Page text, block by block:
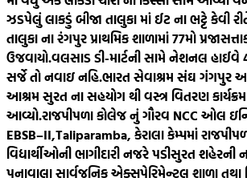
ઝડપેલું લાકડું બીજા તાલુકા માં ઈટ ના ભટ્ટે કેવી
તાલુકા ના રંગપુર પ્રાથમિક શાળામાં 77મો
ઉજવાયો.વલસાડ ડી-માર્ટની સામે નેશનલ હાઈવે
સર્જે તો નવાઇ નહિ.ભારત સેવાશ્રમ સંઘ ગંગપુર
આશ્રમ સુરત ના સહયોગ થી વસ્ત્ર વિતરણ
આવ્યો.રાજપીપળા કોલેજ નું ગૌરવ NCC ઓલ
EBSB–II,Taliparamba, કેરાલા કેમ્પમાં
વિદ્યાર્થીઓની ભાગીદારી નજરે પડીસુરત શહેરની
પુનાવાલા સાર્વજનિક એક્સપેરિમેન્ટલ શાળા